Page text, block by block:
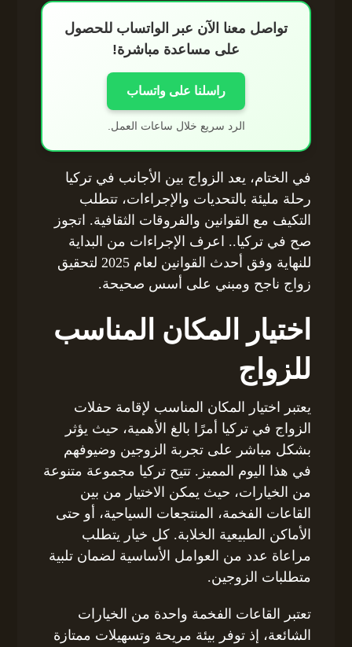
تواصل معنا الآن عبر الواتساب للحصول
على مساعدة مباشرة!
راسلنا على واتساب
الرد سريع خلال ساعات العمل.
في الختام، يعد الزواج بين الأجانب في تركيا
رحلة مليئة بالتحديات والإجراءات، تتطلب
التكيف مع القوانين والفروقات الثقافية. اتجوز
صح في تركيا.. اعرف الإجراءات من البداية
للنهاية وفق أحدث القوانين لعام 2025 لتحقيق
زواج ناجح ومبني على أسس صحيحة.
اختيار المكان المناسب
للزواج
يعتبر اختيار المكان المناسب لإقامة حفلات
الزواج في تركيا أمرًا بالغ الأهمية، حيث يؤثر
بشكل مباشر على تجربة الزوجين وضيوفهم
في هذا اليوم المميز. تتيح تركيا مجموعة متنوعة
من الخيارات، حيث يمكن الاختيار من بين
القاعات الفخمة، المنتجعات السياحية، أو حتى
الأماكن الطبيعية الخلابة. كل خيار يتطلب
مراعاة عدد من العوامل الأساسية لضمان تلبية
متطلبات الزوجين.
تعتبر القاعات الفخمة واحدة من الخيارات
الشائعة، إذ توفر بيئة مريحة وتسهيلات ممتازة